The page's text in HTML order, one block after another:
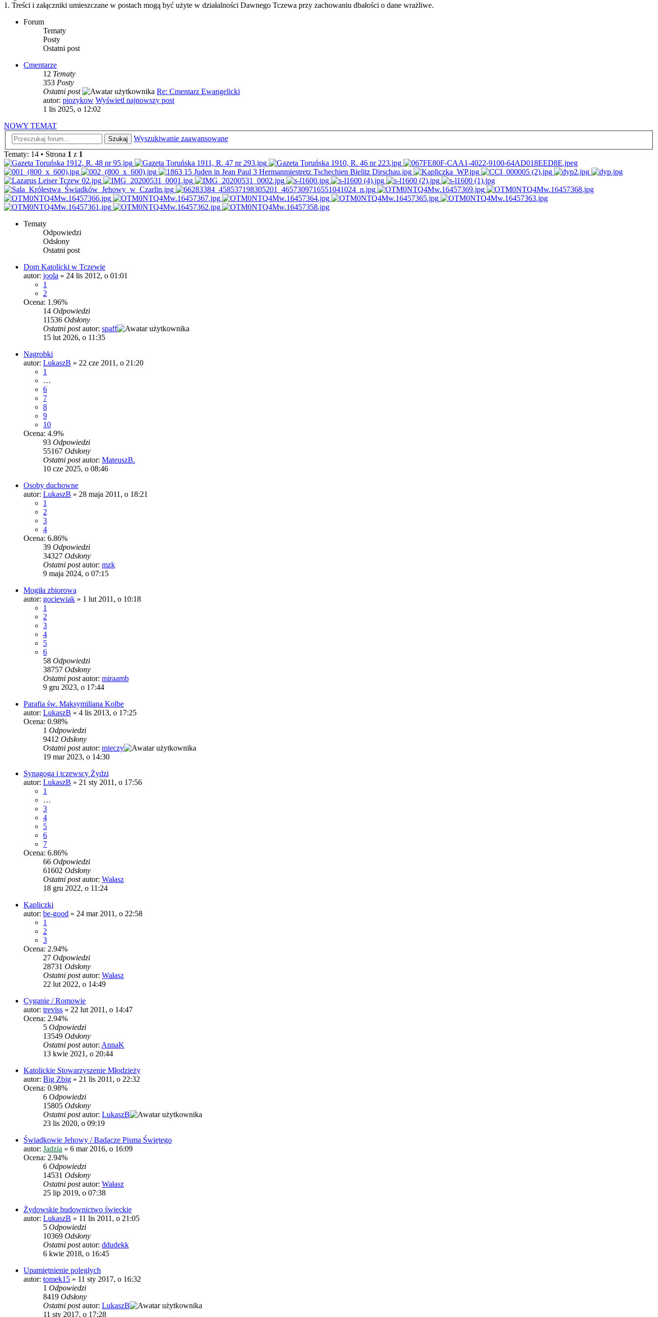
1. Treści i załączniki umieszczane w postach mogą być użyte w działalności Dawnego Tczewa przy zachowaniu dbałości o dane wrażliwe.
Forum
Tematy
Posty
Ostatni post
Cmentarze
12 Tematy
353 Posty
Ostatni post
Re: Cmentarz Ewangelicki
autor: piozykow Wyświetl najnowszy post
1 lis 2025, o 12:02
NOWY TEMAT
Szukaj
Wyszukiwanie zaawansowane
Tematy: 14 • Strona 1 z 1
Tematy
Odpowiedzi
Odsłony
Ostatni post
Dom Katolicki w Tczewie
autor: joola » 24 lis 2012, o 01:01
1
2
Ocena: 1.96%
14 Odpowiedzi
11536 Odsłony
Ostatni postautor: spaff
15 lut 2026, o 11:35
Nagrobki
autor: LukaszB » 22 cze 2011, o 21:20
1
…
6
7
8
9
10
Ocena: 4.9%
93 Odpowiedzi
55167 Odsłony
Ostatni postautor: MateuszB.
10 cze 2025, o 08:46
Osoby duchowne
autor: LukaszB » 28 maja 2011, o 18:21
1
2
3
4
Ocena: 6.86%
39 Odpowiedzi
34327 Odsłony
Ostatni postautor: mzk
9 maja 2024, o 07:15
Mogiła zbiorowa
autor: gociewiak » 1 lut 2011, o 10:18
1
2
3
4
5
6
58 Odpowiedzi
38757 Odsłony
Ostatni postautor: miraamb
9 gru 2023, o 17:44
Parafia św. Maksymiliana Kolbe
autor: LukaszB » 4 lis 2013, o 17:25
Ocena: 0.98%
1 Odpowiedzi
9412 Odsłony
Ostatni postautor: mieczy
19 mar 2023, o 14:30
Synagoga i tczewscy Żydzi
autor: LukaszB » 21 sty 2011, o 17:56
1
…
3
4
5
6
7
Ocena: 6.86%
66 Odpowiedzi
61602 Odsłony
Ostatni postautor: Wałasz
18 gru 2022, o 11:24
Kapliczki
autor: be-good » 24 mar 2011, o 22:58
1
2
3
Ocena: 2.94%
27 Odpowiedzi
28731 Odsłony
Ostatni postautor: Wałasz
22 lut 2022, o 14:49
Cyganie / Romowie
autor: treviss » 22 lut 2011, o 14:47
Ocena: 2.94%
5 Odpowiedzi
13549 Odsłony
Ostatni postautor: AnnaK
13 kwie 2021, o 20:44
Katolickie Stowarzyszenie Młodzieży
autor: Big Zbig » 21 lis 2011, o 22:32
Ocena: 0.98%
6 Odpowiedzi
15805 Odsłony
Ostatni postautor: LukaszB
23 lis 2020, o 09:19
Świadkowie Jehowy / Badacze Pisma Świętego
autor: Jadzia » 6 mar 2016, o 16:09
Ocena: 2.94%
6 Odpowiedzi
14531 Odsłony
Ostatni postautor: Wałasz
25 lip 2019, o 07:38
Żydowskie budownictwo świeckie
autor: LukaszB » 11 lis 2011, o 21:05
5 Odpowiedzi
10369 Odsłony
Ostatni postautor: ddudekk
6 kwie 2018, o 16:45
Upamiętnienie poległych
autor: tomek15 » 11 sty 2017, o 16:32
1 Odpowiedzi
8419 Odsłony
Ostatni postautor: LukaszB
11 sty 2017, o 17:28